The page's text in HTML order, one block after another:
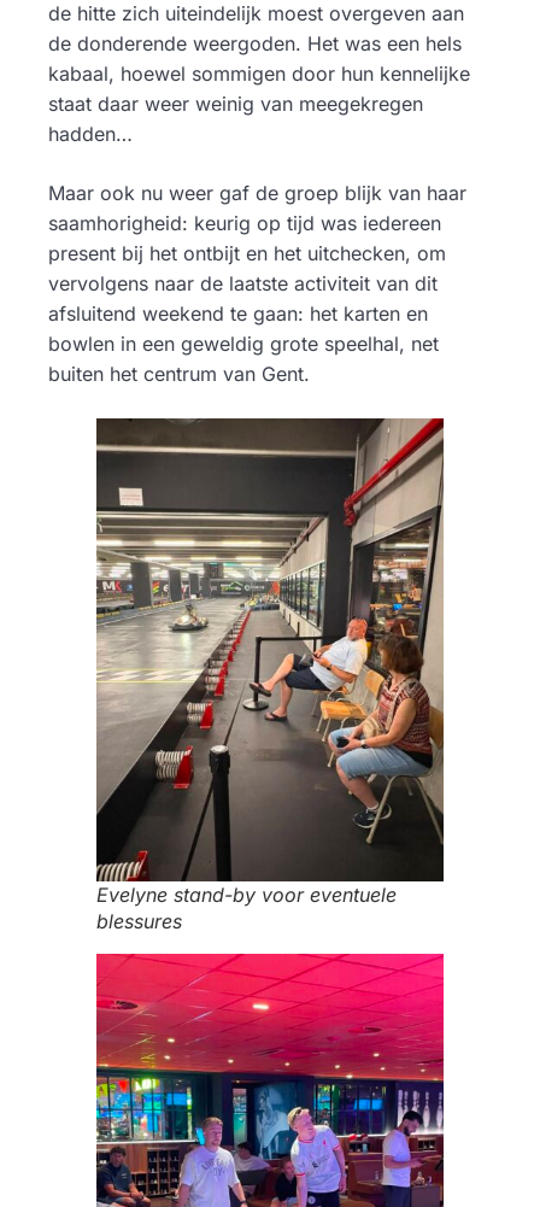
de hitte zich uiteindelijk moest overgeven aan
de donderende weergoden. Het was een hels
kabaal, hoewel sommigen door hun kennelijke
staat daar weer weinig van meegekregen
hadden…
Maar ook nu weer gaf de groep blijk van haar
saamhorigheid: keurig op tijd was iedereen
present bij het ontbijt en het uitchecken, om
vervolgens naar de laatste activiteit van dit
afsluitend weekend te gaan: het karten en
bowlen in een geweldig grote speelhal, net
buiten het centrum van Gent.
Evelyne stand-by voor eventuele
blessures